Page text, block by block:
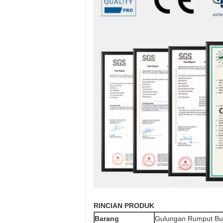
RINCIAN PRODUK
Barang
Gulungan Rumput